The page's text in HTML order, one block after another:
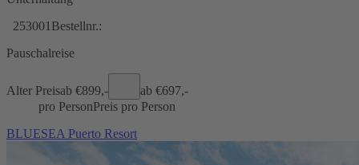
253001 Bestellnr.:
Pauschalreise
Alter Preisab €899,- ab €697,-
pro PersonPreis pro Person
BLUESEA Puerto Resort